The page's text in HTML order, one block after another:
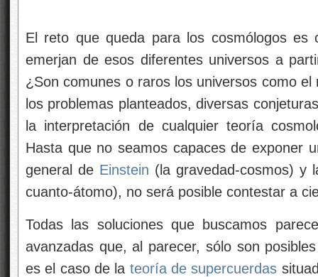
El reto que queda para los cosmólogos es
emerjan de esos diferentes universos a
¿Son comunes o raros los universos como
los problemas planteados, diversas
la interpretación de cualquier teoría
Hasta que no seamos capaces de exponer
general de Einstein (la gravedad-cosmos) y
cuanto-átomo), no será posible contestar a
Todas las soluciones que buscamos
avanzadas que, al parecer, sólo son
es el caso de la teoría de supercuerdas